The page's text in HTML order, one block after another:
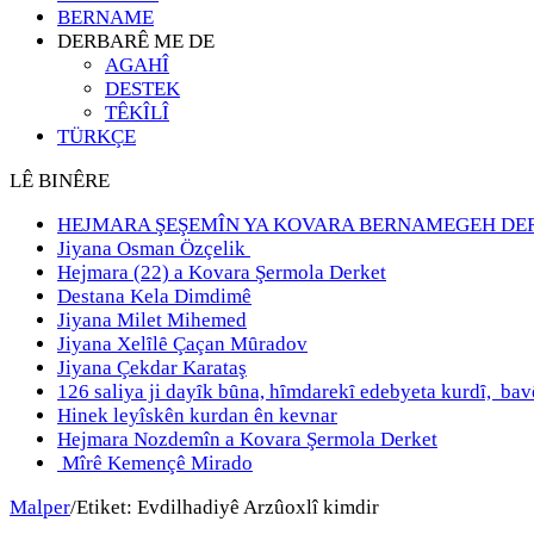
BERNAME
DERBARÊ ME DE
AGAHÎ
DESTEK
TÊKÎLÎ
TÜRKÇE
LÊ BINÊRE
HEJMARA ŞEŞEMÎN YA KOVARA BERNAMEGEH
Jiyana Osman Özçelik
Hejmara (22) a Kovara Şermola Derket
Destana Kela Dimdimê
Jiyana Milet Mihemed
Jiyana Xelȋlȇ Çaçan Mȗradov
Jiyana Çekdar Karataş
126 saliya ji dayȋk bȗna, hȋmdarekȋ edebyeta kurdȋ,
Hinek leyîskên kurdan ên kevnar
Hejmara Nozdemîn a Kovara Şermola Derket
Mîrê Kemençê Mirado
Malper/Etiket: Evdilhadiyê Arzûoxlî kimdir